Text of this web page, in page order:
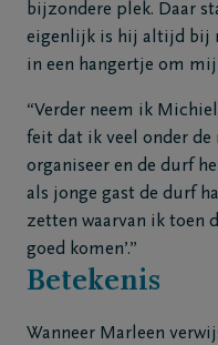
bijzondere plek. Daar
eigenlijk is hij altijd bij
in een hangertje om
“Verder neem ik
feit dat ik veel onder de
organiseer en de durf
als jonge gast de durf
zetten waarvan ik toen
goed komen’.”
Betekenis
Wanneer Marleen